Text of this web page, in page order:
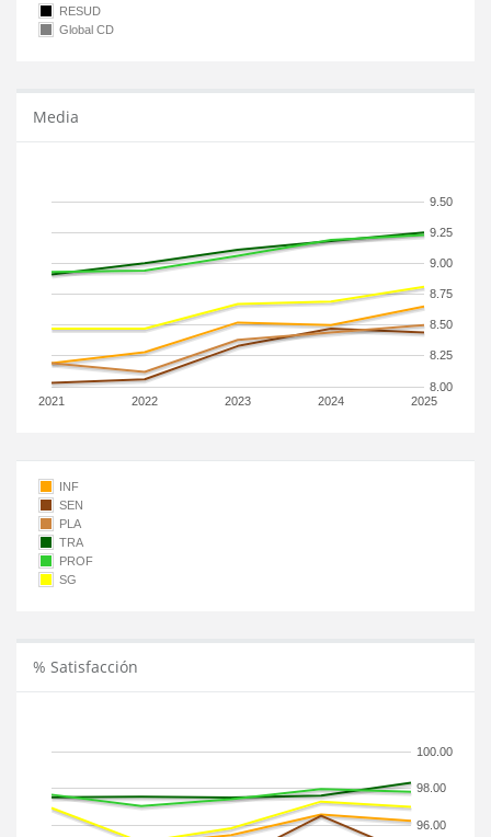
RESUD
Global CD
Media
2021 2022 2023 2024 2025
8.00
8.25
8.50
8.75
9.00
9.25
9.50
INF
SEN
PLA
TRA
PROF
SG
% Satisfacción
96.00
98.00
100.00